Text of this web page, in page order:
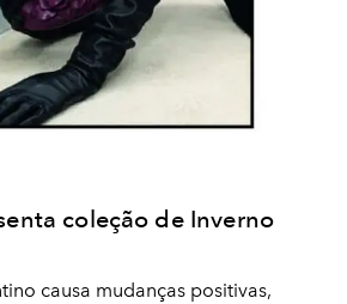
coleção de Inverno
causa mudanças positivas,